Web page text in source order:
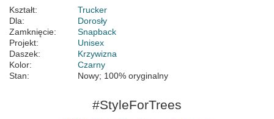
Kształt:
Trucker
Dla:
Dorosły
Zamknięcie:
Snapback
Projekt:
Unisex
Daszek:
Krzywizna
Kolor:
Czarny
Stan:
Nowy; 100% oryginalny
#StyleForTrees